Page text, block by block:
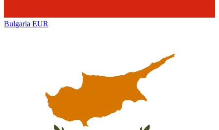
Bulgaria EUR